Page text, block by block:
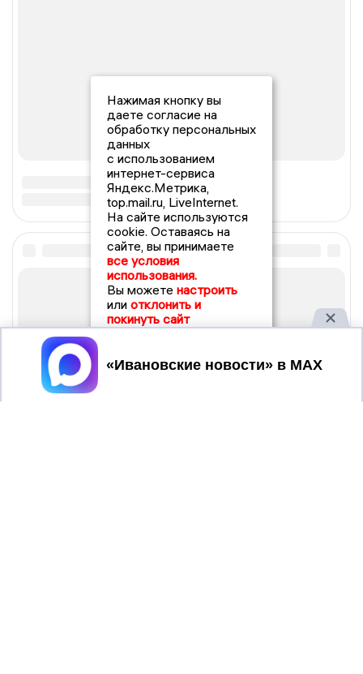
Нажимая кнопку вы
даете согласие на
обработку персональных
данных
с использованием
интернет-сервиса
Яндекс.Метрика,
top.mail.ru, LiveInternet.
На сайте используются
cookie. Оставаясь на
сайте, вы принимаете
все условия
использования.
Вы можете настроить
или отклонить и
покинуть сайт
Принять